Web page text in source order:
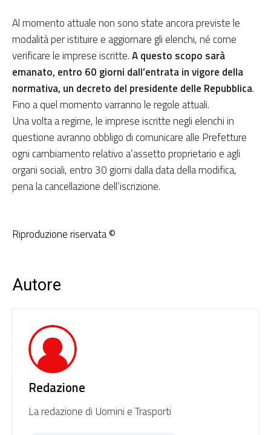
Al momento attuale non sono state ancora previste le
modalità per istituire e aggiornare gli elenchi, né come
verificare le imprese iscritte.A questo scopo sarà
emanato, entro 60 giorni dall’entrata in vigore della
normativa, un decreto del presidente delle Repubblica.
Fino a quel momento varranno le regole attuali.
Una volta a regime, le imprese iscritte negli elenchi in
questione avranno obbligo di comunicare alle Prefetture
ogni cambiamento relativo a’assetto proprietario e agli
organi sociali, entro 30 giorni dalla data della modifica,
pena la cancellazione dell’iscrizione.
Riproduzione riservata ©
Autore
Redazione
La redazione di Uomini e Trasporti